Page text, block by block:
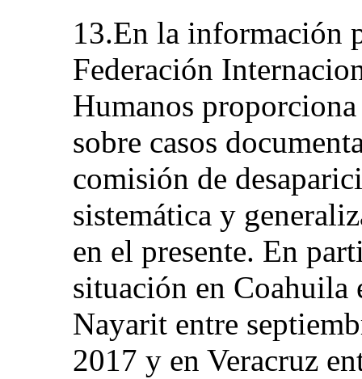
13.En la información
Federación
Humanos
sobre casos
comisión de
sistemática y
en el presente. En
situación en Coahuila
Nayarit entre
2017 y en Veracruz